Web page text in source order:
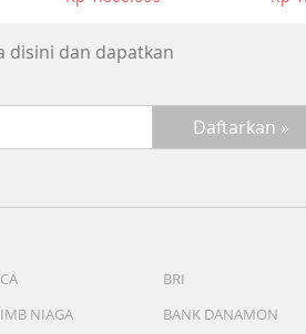
disini dan dapatkan
BRI
NIAGA
BANK DANAMON